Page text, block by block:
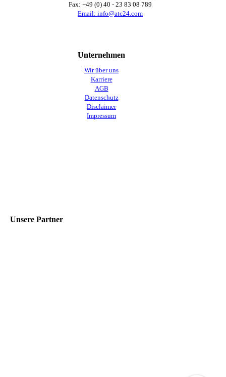
Fax: +49 (0) 40 - 23 83 08 789
Email: info@atc24.com
Unternehmen
Wir über uns
Karriere
AGB
Datenschutz
Disclaimer
Impressum
Unsere Partner